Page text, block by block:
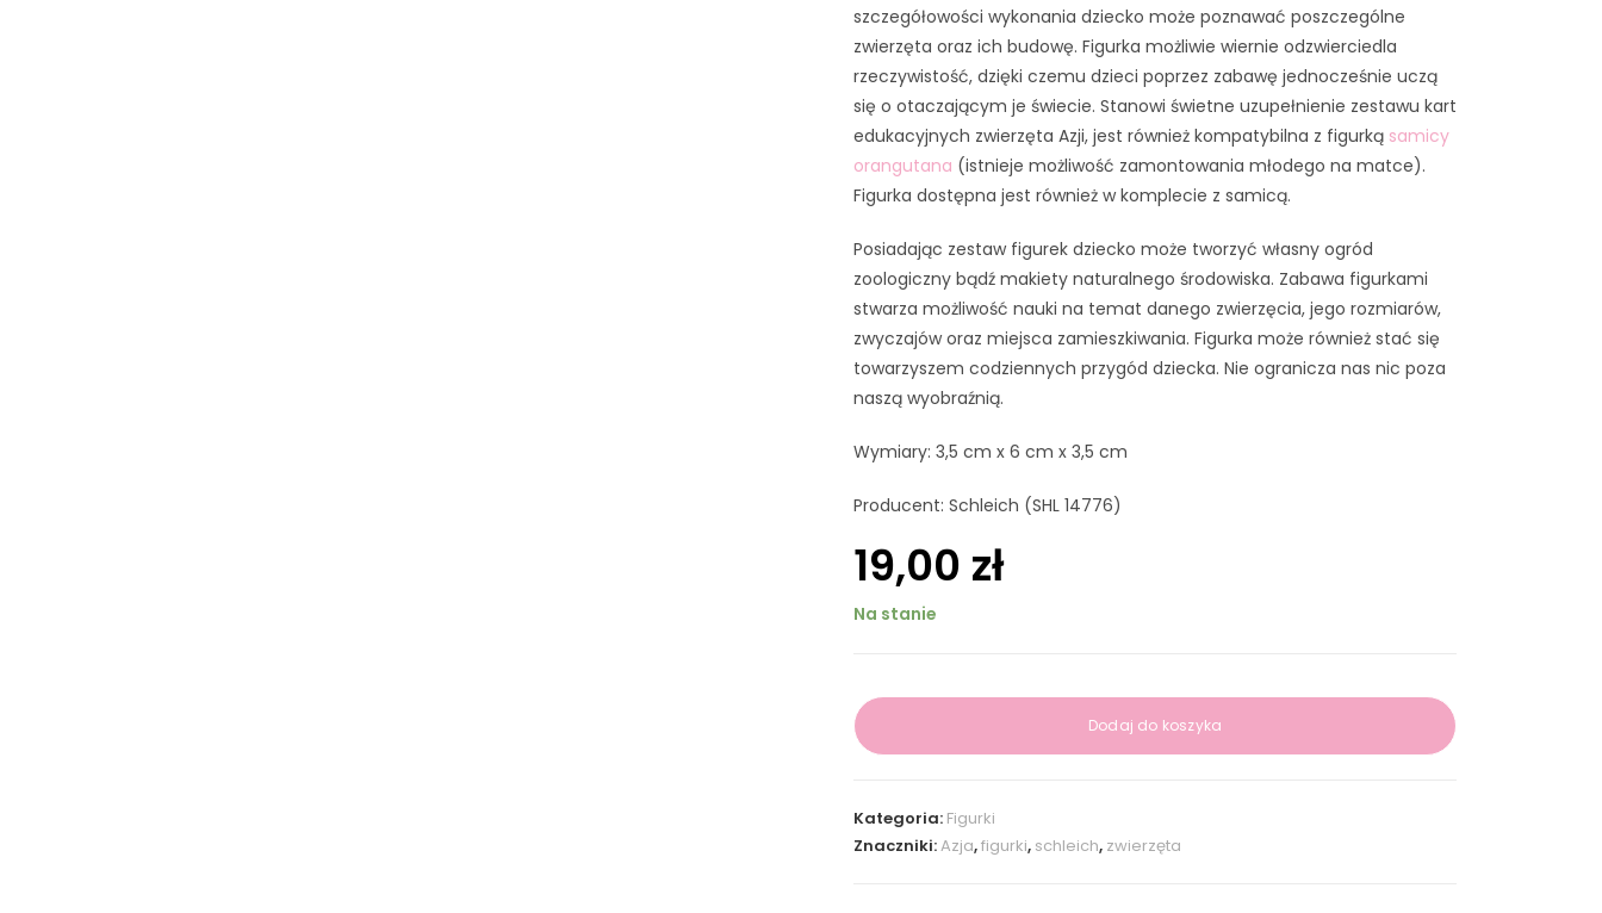
szczegółowości wykonania dziecko może poznawać poszczególne
zwierzęta oraz ich budowę. Figurka możliwie wiernie odzwierciedla
rzeczywistość, dzięki czemu dzieci poprzez zabawę jednocześnie uczą
się o otaczającym je świecie. Stanowi świetne uzupełnienie zestawu kart
edukacyjnych zwierzęta Azji, jest również kompatybilna z figurką samicy
orangutana (istnieje możliwość zamontowania młodego na matce).
Figurka dostępna jest również w komplecie z samicą.
Posiadając zestaw figurek dziecko może tworzyć własny ogród
zoologiczny bądź makiety naturalnego środowiska. Zabawa figurkami
stwarza możliwość nauki na temat danego zwierzęcia, jego rozmiarów,
zwyczajów oraz miejsca zamieszkiwania. Figurka może również stać się
towarzyszem codziennych przygód dziecka. Nie ogranicza nas nic poza
naszą wyobraźnią.
Wymiary: 3,5 cm x 6 cm x 3,5 cm
Producent: Schleich (SHL 14776)
19,00 zł
Na stanie
Dodaj do koszyka
Kategoria: Figurki
Znaczniki:Azja,figurki, schleich, zwierzęta